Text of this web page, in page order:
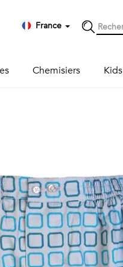
France
Chemisiers Kids